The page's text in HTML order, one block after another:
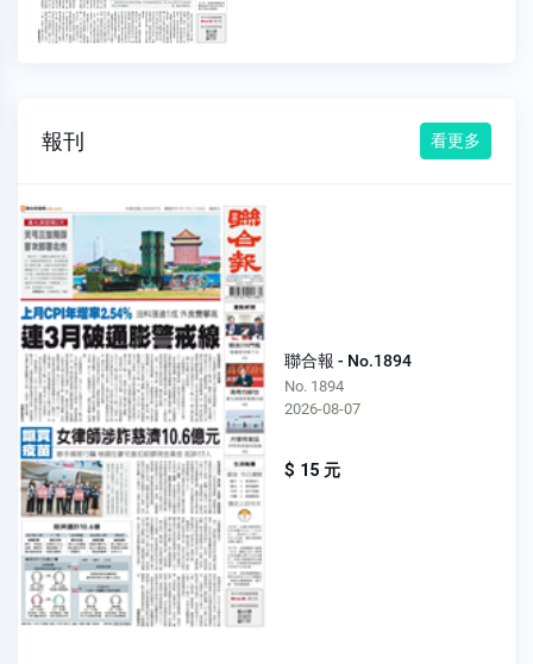
報刊 看更多
聯合報 - No.1894
No. 1894
2026-08-07
$ 15 元